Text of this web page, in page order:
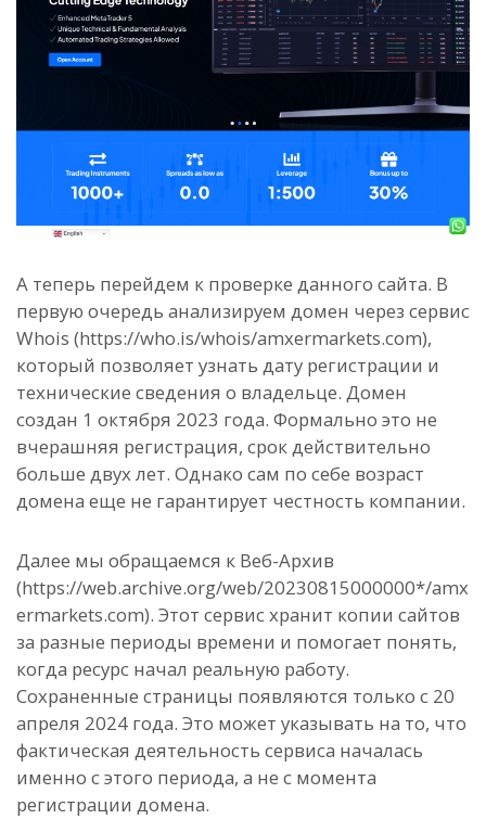
А теперь перейдем к проверке данного сайта. В
первую очередь анализируем домен через сервис
Whois (https://who.is/whois/amxermarkets.com),
который позволяет узнать дату регистрации и
технические сведения о владельце. Домен
создан 1 октября 2023 года. Формально это не
вчерашняя регистрация, срок действительно
больше двух лет. Однако сам по себе возраст
домена еще не гарантирует честность компании.
Далее мы обращаемся к Веб-Архив
(https://web.archive.org/web/20230815000000*/amx
ermarkets.com). Этот сервис хранит копии сайтов
за разные периоды времени и помогает понять,
когда ресурс начал реальную работу.
Сохраненные страницы появляются только с 20
апреля 2024 года. Это может указывать на то, что
фактическая деятельность сервиса началась
именно с этого периода, а не с момента
регистрации домена.